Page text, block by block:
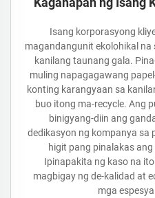
Isang korporasyong
magandangunit ekolohikal
kanilang taunang gala.
muling napagagawang
konting karangyaan sa
buo itong ma-recycle. Ang
binigyang-diin ang
dedikasyon ng kompanya sa
higit pang pinalakas
Ipinapakita ng kaso na
magbigay ng de-kalidad at
mga